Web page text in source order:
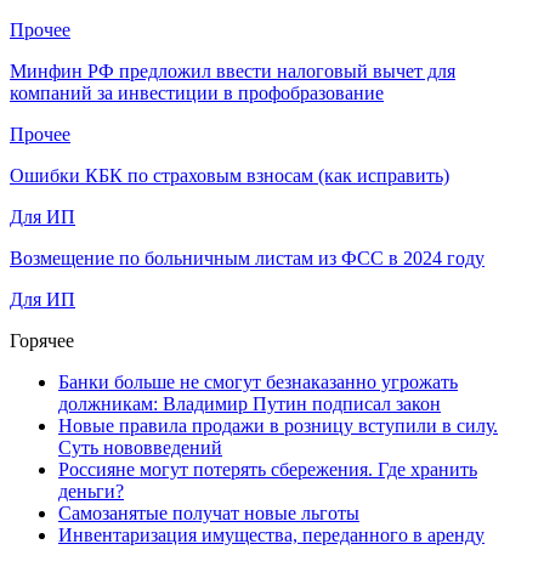
Прочее
Минфин РФ предложил ввести налоговый вычет для
компаний за инвестиции в профобразование
Прочее
Ошибки КБК по страховым взносам (как исправить)
Для ИП
Возмещение по больничным листам из ФСС в 2024 году
Для ИП
Горячее
Банки больше не смогут безнаказанно угрожать
должникам: Владимир Путин подписал закон
Новые правила продажи в розницу вступили в силу.
Суть нововведений
Россияне могут потерять сбережения. Где хранить
деньги?
Самозанятые получат новые льготы
Инвентаризация имущества, переданного в аренду